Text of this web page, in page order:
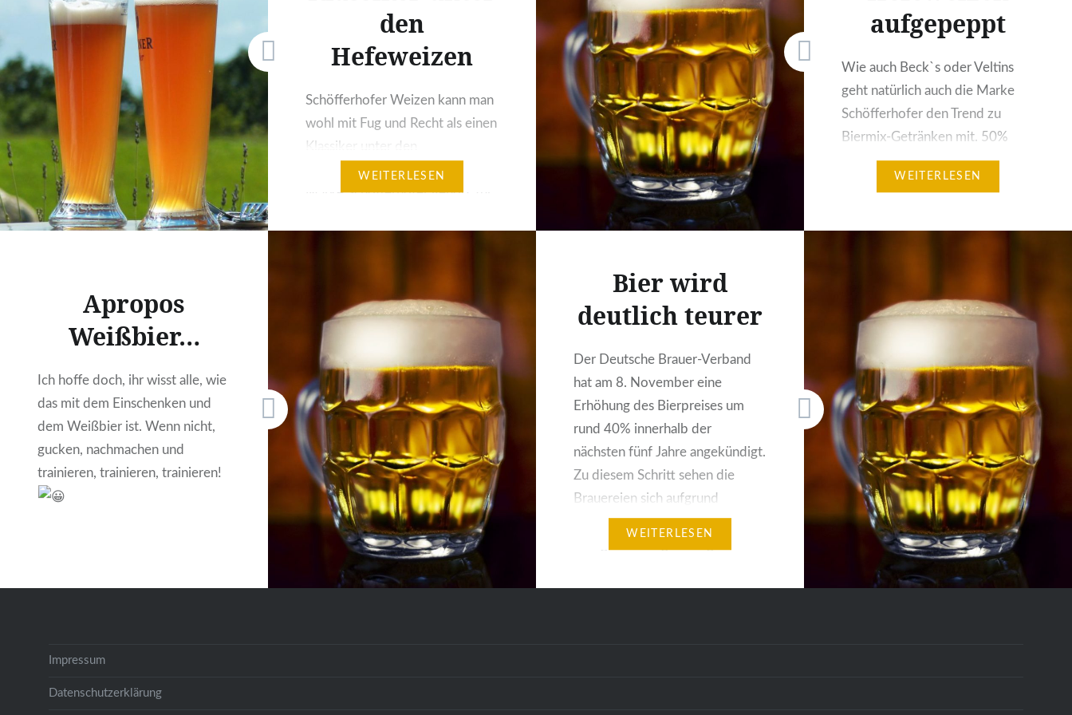
den
Hefeweizen
Schöfferhofer Weizen kann man
wohl mit Fug und Recht als einen
Klassiker unter den
Weizenbieren bezeichnen. Die
Marke Schöfferhofer gehört zur
Konzern gehört. Ihr gehören
unter anderem auch noch
Clausthaler und Römer Pils an.
Ziemlich verwirrend, diese
Brauerei-Wirtschaft
…
WEITERLESEN
aufgepeppt
Wie auch Beck`s oder Veltins
geht natürlich auch die Marke
Schöfferhofer den Trend zu
Biermix-Getränken mit. 50%
Hefeweizen plus 50%
Grapefruit- Erfrischungsgetränk
„Schöfferhofer Grapefruit“. 2,5%
prickelnden Geschmack fällt er
wohl eindeutig unter die
sogenannten „Frauenbiere“ (pfui,
wie ich dieses Klischee hasse
)….
WEITERLESEN
Apropos
Weißbier…
Ich hoffe doch, ihr wisst alle, wie
das mit dem Einschenken und
dem Weißbier ist. Wenn nicht,
gucken, nachmachen und
trainieren, trainieren, trainieren!
Bier wird
deutlich teurer
Der Deutsche Brauer-Verband
hat am 8. November eine
Erhöhung des Bierpreises um
rund 40% innerhalb der
nächsten fünf Jahre angekündigt.
Zu diesem Schritt sehen die
Brauereien sich aufgrund
gestiegener Rohstoff- und
Rationalisierungsmaßnahmen
WEITERLESEN
Impressum
Datenschutzerklärung